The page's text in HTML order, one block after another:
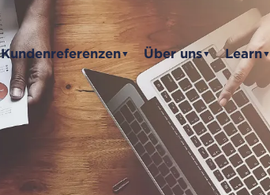
Kundenreferenzen▼ Über uns▼ Learn▼